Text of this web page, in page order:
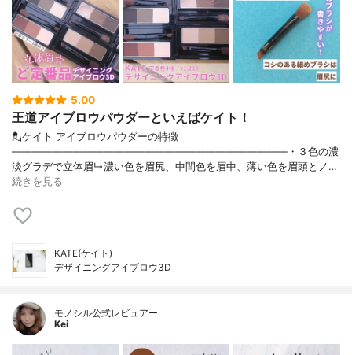
5.00
王道アイブロウパウダーといえばケイト！
💂ケイト アイブロウパウダーの特徴
———————————————————————————・３色の濃
淡グラデで立体眉↳濃い色を眉尻、中間色を眉中、薄い色を眉頭とノ…
続きを見る
KATE(ケイト)
デザイニングアイブロウ3D
モノシル公式レビュアー
Kei